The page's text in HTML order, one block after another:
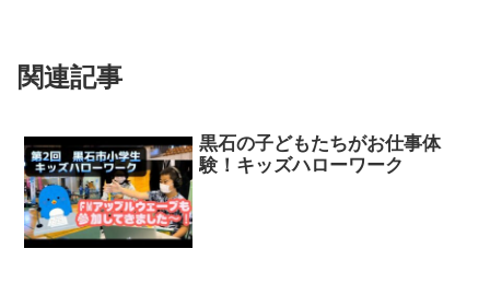
関連記事
黒石の子どもたちがお仕事体
験！キッズハローワーク